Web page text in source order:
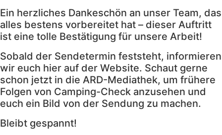
Ein herzliches Dankeschön an unser Team, das
alles bestens vorbereitet hat – dieser Auftritt
ist eine tolle Bestätigung für unsere Arbeit!
Sobald der Sendetermin feststeht, informieren
wir euch hier auf der Website. Schaut gerne
schon jetzt in die ARD-Mediathek, um frühere
Folgen von Camping-Check anzusehen und
euch ein Bild von der Sendung zu machen.
Bleibt gespannt!